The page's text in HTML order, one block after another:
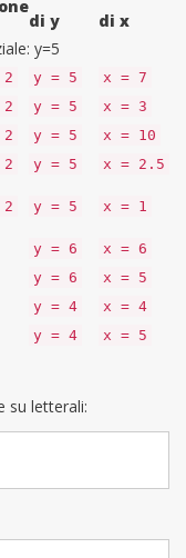
di y
di x
y=5
y = 5
x = 7
y = 5
x = 3
y = 5
x = 10
y = 5 x = 2.5
y = 5 x = 1
y = 6
x = 6
y = 6 x = 5
y = 4
x = 4
y = 4 x = 5
su letterali: